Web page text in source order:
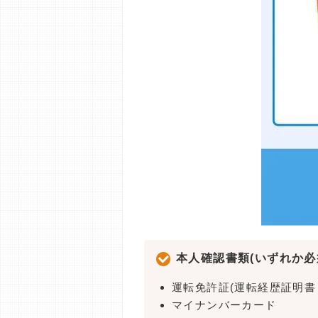
本人確認書類(いずれか
運転免許証(運転経歴証明書
マイナンバーカード